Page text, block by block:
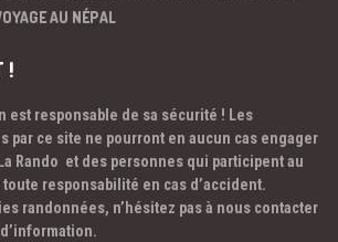
AU NÉPAL
!
est responsable de sa sécurité ! Les
par ce site ne pourront en aucun cas engager
Rando et des personnes qui participent au
responsabilité en cas d’accident.
randonnées, n’hésitez pas à nous contacter